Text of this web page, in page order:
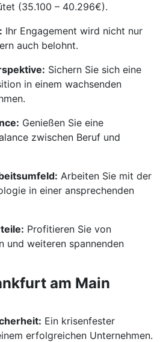
(35.100 – 40.296€).
Ihr Engagement wird nicht nur
auch belohnt.
Sichern Sie sich eine
in einem wachsenden
Genießen Sie eine
zwischen Beruf und
Arbeiten Sie mit der
in einer ansprechenden
Profitieren Sie von
und weiteren spannenden
am Main
Ein krisenfester
erfolgreichen Unternehmen.